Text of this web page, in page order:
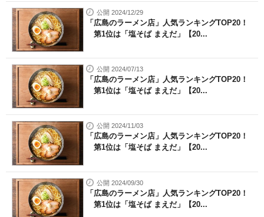
公開 2024/12/29
「広島のラーメン店」人気ランキングTOP20！
第1位は「塩そば まえだ」【20...
公開 2024/07/13
「広島のラーメン店」人気ランキングTOP20！
第1位は「塩そば まえだ」【20...
公開 2024/11/03
「広島のラーメン店」人気ランキングTOP20！
第1位は「塩そば まえだ」【20...
公開 2024/09/30
「広島のラーメン店」人気ランキングTOP20！
第1位は「塩そば まえだ」【20...